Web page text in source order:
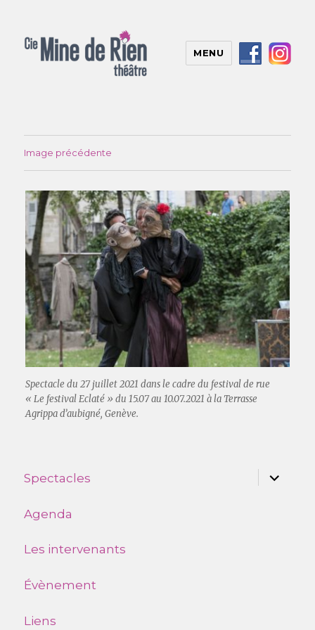
MENU
Image précédente
Spectacle du 27 juillet 2021 dans le cadre du festival de rue
« Le festival Eclaté » du 15.07 au 10.07.2021 à la Terrasse
Agrippa d’aubigné, Genève.
Spectacles
ouvrir
le
Agenda
Les intervenants
Évènement
Liens